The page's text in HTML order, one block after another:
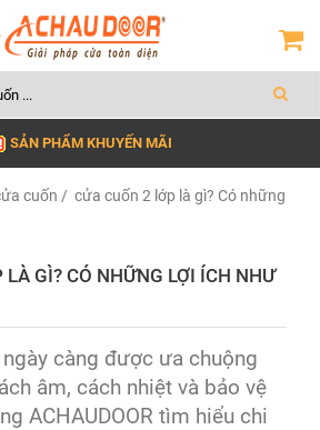
SẢN PHẨM KHUYẾN MÃI
cuốn / cửa cuốn 2 lớp là gì? Có những
LÀ GÌ? CÓ NHỮNG LỢI ÍCH NHƯ
càng được ưa chuộng
âm, cách nhiệt và bảo vệ
ACHAUDOOR tìm hiểu chi